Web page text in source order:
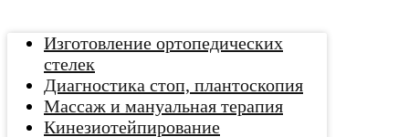
Изготовление ортопедических
стелек
Диагностика стоп, плантоскопия
Массаж и мануальная терапия
Кинезиотейпирование